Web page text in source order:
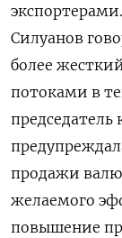
Силуанов
более
потоками в
председатель
продажи
желаемого
повышение